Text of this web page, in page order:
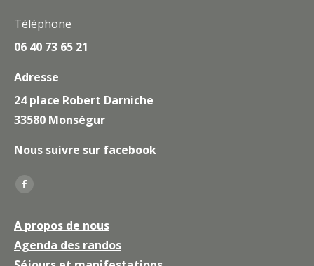
Téléphone
06 40 73 65 21
Adresse
24 place Robert Darniche
33580 Monségur
Nous suivre sur facebook
Trouvez nous sur :
La
Facebook
s'ouvre
A propos de nous
Agenda des randos